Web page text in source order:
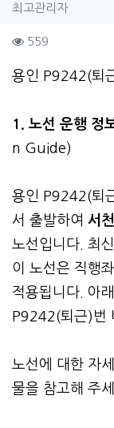
작성자 정보
최고관리자작성
컨텐츠 정보
559
본문
용인 P9242(퇴
1. 노선 운행 정
n Guide)
용인 P9242(퇴
서 출발하여 서
노선입니다. 최
이 노선은 직행
적용됩니다. 아
P9242(퇴근)번
노선에 대한 자
물을 참고해 주세